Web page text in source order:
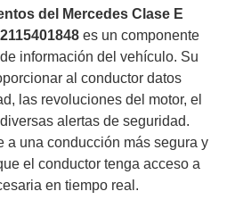
del Mercedes Clase E
es un componente
información del vehículo. Su
al conductor datos
las revoluciones del motor, el
alertas de seguridad.
a una conducción más segura y
el conductor tenga acceso a
en tiempo real.